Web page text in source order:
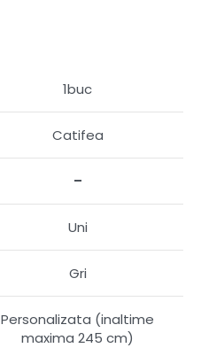
1buc
Catifea
–
Uni
Gri
Personalizata (inaltime
maxima 245 cm)